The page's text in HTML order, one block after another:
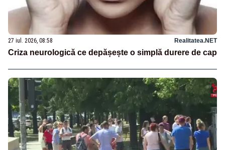
27 iul. 2026, 08:58 Realitatea.NET
Criza neurologică ce depășește o simplă durere de cap